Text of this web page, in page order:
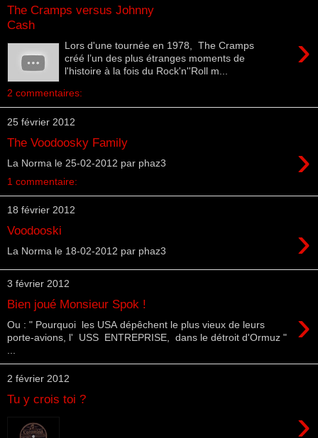
The Cramps versus Johnny
Cash
›
Lors d'une tournée en 1978, The Cramps
créé l’un des plus étranges moments de
l'histoire à la fois du Rock'n''Roll m...
2 commentaires:
25 février 2012
The Voodoosky Family ›
La Norma le 25-02-2012 par phaz3
1 commentaire:
18 février 2012
Voodooski ›
La Norma le 18-02-2012 par phaz3
3 février 2012
Bien joué Monsieur Spok ! ›
Ou : " Pourquoi les USA dépêchent le plus vieux de leurs
porte-avions, l' USS ENTREPRISE, dans le détroit d'Ormuz "
2 février 2012
Tu y crois toi ?
›